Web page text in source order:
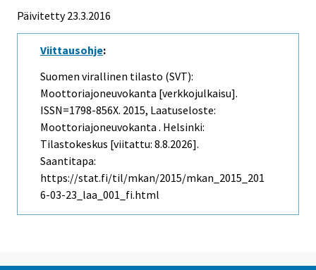
Päivitetty 23.3.2016
Viittausohje:
Suomen virallinen tilasto (SVT):
Moottoriajoneuvokanta [verkkojulkaisu].
ISSN=1798-856X. 2015, Laatuseloste:
Moottoriajoneuvokanta . Helsinki:
Tilastokeskus [viitattu: 8.8.2026].
Saantitapa:
https://stat.fi/til/mkan/2015/mkan_2015_201
6-03-23_laa_001_fi.html